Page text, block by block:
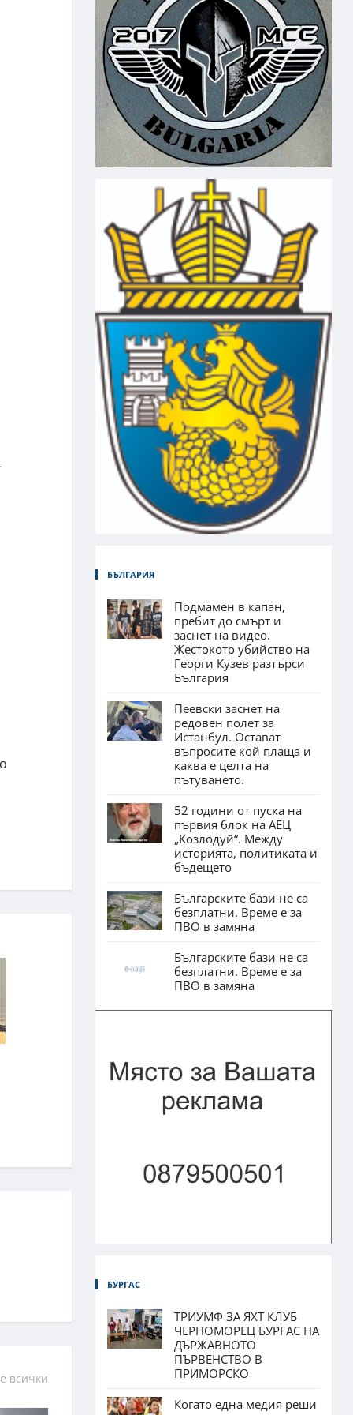
всички
БЪЛГАРИЯ
Подмамен в капан,
пребит до смърт и
заснет на видео.
Жестокото убийство на
Георги Кузев разтърси
България
Пеевски заснет на
редовен полет за
Истанбул. Остават
въпросите кой плаща и
каква е целта на
пътуването.
52 години от пуска на
първия блок на АЕЦ
„Козлодуй“. Между
историята, политиката и
бъдещето
Българските бази не са
безплатни. Време е за
ПВО в замяна
Българските бази не са
безплатни. Време е за
ПВО в замяна
БУРГАС
ТРИУМФ ЗА ЯХТ КЛУБ
ЧЕРНОМОРЕЦ БУРГАС НА
ДЪРЖАВНОТО
ПЪРВЕНСТВО В
ПРИМОРСКО
Когато една медия реши